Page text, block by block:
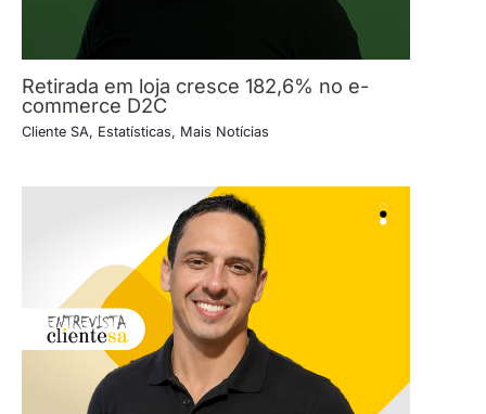
Retirada em loja cresce 182,6% no e-
commerce D2C
Cliente SA, Estatísticas, Mais Notícias